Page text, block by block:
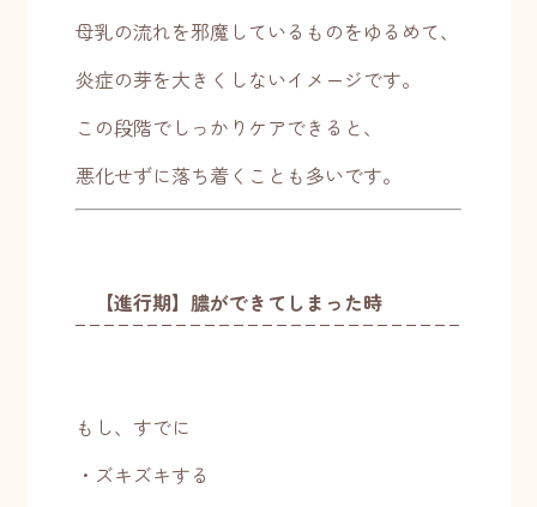
母乳の流れを邪魔しているものをゆるめて、
炎症の芽を大きくしないイメージです。
この段階でしっかりケアできると、
悪化せずに落ち着くことも多いです。
【進行期】膿ができてしまった時
もし、すでに
・ズキズキする